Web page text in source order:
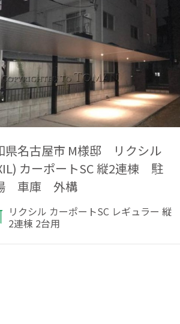
県名古屋市 M様邸 リクシル
カーポートSC 縦2連棟 駐
車庫 外構
リクシル カーポートSC レギュラー 縦
2連棟 2台用